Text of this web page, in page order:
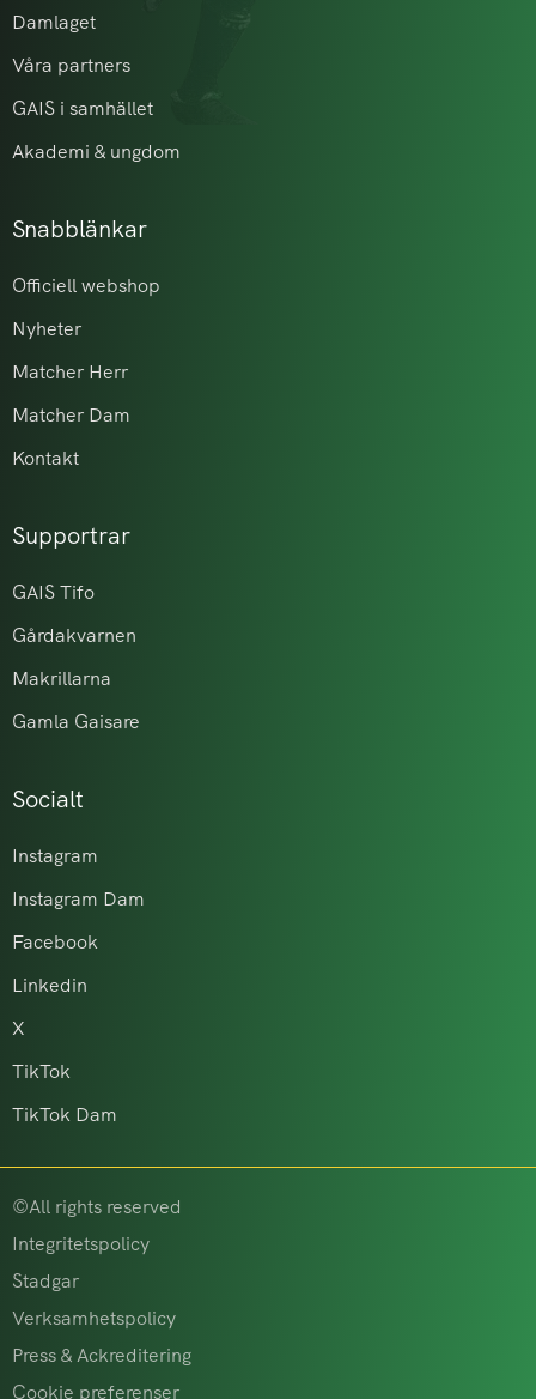
Damlaget
Våra partners
GAIS i samhället
Akademi & ungdom
Snabblänkar
Officiell webshop
Nyheter
Matcher Herr
Matcher Dam
Kontakt
Supportrar
GAIS Tifo
Gårdakvarnen
Makrillarna
Gamla Gaisare
Socialt
Instagram
Instagram Dam
Facebook
Linkedin
X
TikTok
TikTok Dam
©All rights reserved
Integritetspolicy
Stadgar
Verksamhetspolicy
Press & Ackreditering
Cookie preferenser